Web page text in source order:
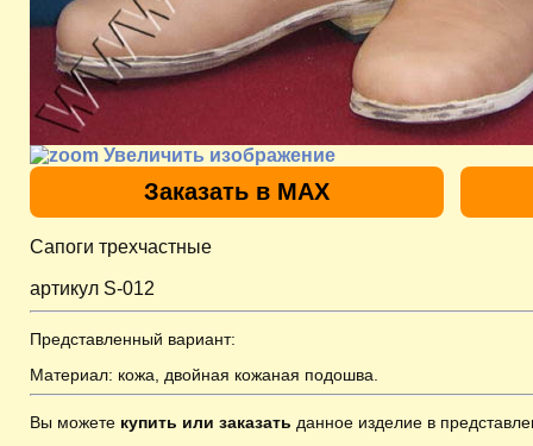
Увеличить изображение
Заказать в MAX
Сапоги трехчастные
артикул S-012
Представленный вариант:
Материал: кожа, двойная кожаная подошва.
Вы можете купить или заказать данное изделие в